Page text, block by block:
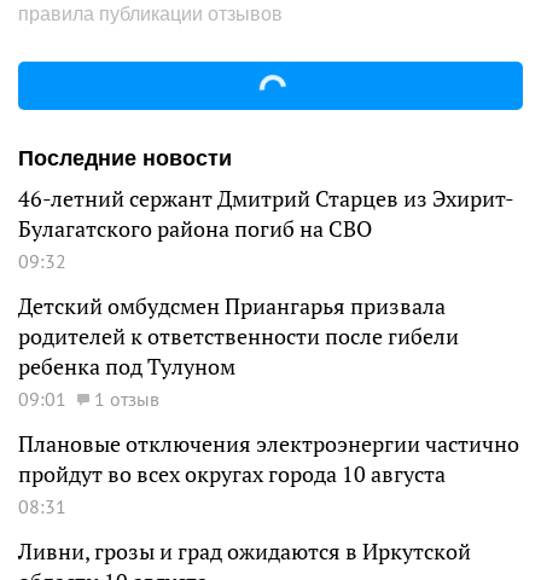
правила публикации отзывов
Последние новости
46-летний сержант Дмитрий Старцев из Эхирит-
Булагатского района погиб на СВО
09:32
Детский омбудсмен Приангарья призвала
родителей к ответственности после гибели
ребенка под Тулуном
09:01 1 отзыв
Плановые отключения электроэнергии частично
пройдут во всех округах города 10 августа
08:31
Ливни, грозы и град ожидаются в Иркутской